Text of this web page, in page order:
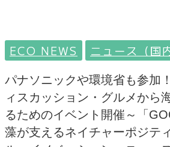
ECO NEWS ニュース（国
パナソニックや環境省も参加
ィスカッション・グルメから
るためのイベント開催～「
藻が支えるネイチャーポジテ